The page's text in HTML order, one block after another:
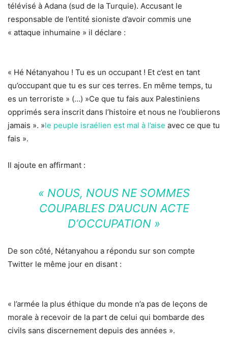
télévisé à Adana (sud de la Turquie). Accusant le
responsable de l’entité sioniste d’avoir commis une
« attaque inhumaine » il déclare :
« Hé Nétanyahou ! Tu es un occupant ! Et c’est en tant
qu’occupant que tu es sur ces terres. En même temps, tu
es un terroriste » (…) »Ce que tu fais aux Palestiniens
opprimés sera inscrit dans l’histoire et nous ne l’oublierons
jamais ». »le peuple israélien est mal à l’aise avec ce que tu
fais ».
Il ajoute en affirmant :
« NOUS, NOUS NE SOMMES
COUPABLES D’AUCUN ACTE
D’OCCUPATION »
De son côté, Nétanyahou a répondu sur son compte
Twitter le même jour en disant :
« l’armée la plus éthique du monde n’a pas de leçons de
morale à recevoir de la part de celui qui bombarde des
civils sans discernement depuis des années ».